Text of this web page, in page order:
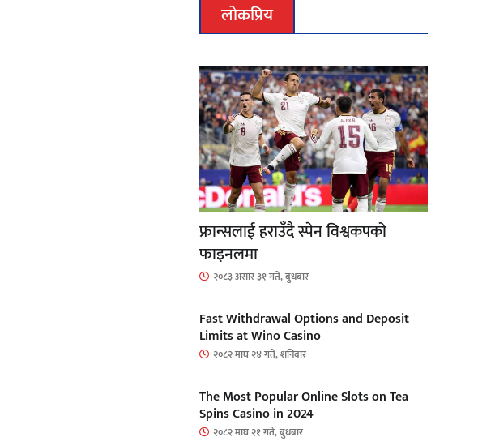
लोकप्रिय
फ्रान्सलाई हराउँदै स्पेन विश्वकपको
फाइनलमा
२०८३ असार ३१ गते, बुधबार
Fast Withdrawal Options and Deposit
Limits at Wino Casino
२०८२ माघ २४ गते, शनिबार
The Most Popular Online Slots on Tea
Spins Casino in 2024
२०८२ माघ २१ गते, बुधबार